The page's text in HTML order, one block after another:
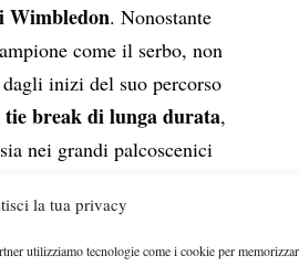
la tua privacy
utilizziamo tecnologie come i cookie per
Wimbledon. Nonostante
come il serbo, non
inizi del suo percorso
tie break di lunga durata,
nei grandi palcoscenici
Berrettini nell’ATP
Cup tre anni dopo.